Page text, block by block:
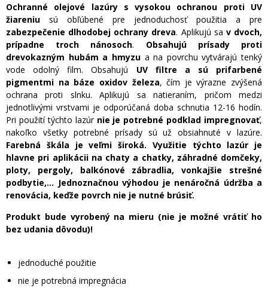
Ochranné olejové lazúry s vysokou ochranou proti UV
žiareniu sú obľúbené pre jednoduchosť použitia a pre
zabezpečenie dlhodobej ochrany dreva. Aplikujú sa v dvoch,
prípadne troch nánosoch. Obsahujú prísady proti
drevokazným hubám a hmyzua na povrchu vytvárajú tenký
vode odolný film. Obsahujú UV filtre a sú prifarbené
pigmentmi na báze oxidov železa, čím je výrazne zvýšená
ochrana proti slnku. Aplikujú sa natieraním, pričom medzi
jednotlivými vrstvami je odporúčaná doba schnutia 12-16 hodín.
Pri použití týchto lazúr nie je potrebné podklad impregnovať,
nakoľko všetky potrebné prísady sú už obsiahnuté v lazúre.
Farebná škála je veľmi široká. Využitie týchto lazúr je
hlavne pri aplikácii na chaty a chatky, záhradné domčeky,
ploty, pergoly, balkónové zábradlia, vonkajšie strešné
podbytie,... Jednoznačnou výhodou je nenáročná údržba a
renovácia, keďže povrch nie je nutné brúsiť.
Produkt bude vyrobený na mieru (nie je možné vrátiť ho
bez udania dôvodu)!
jednoduché použitie
nie je potrebná impregnácia